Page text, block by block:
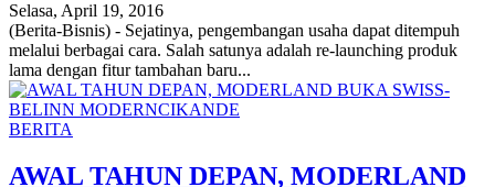
Selasa, April 19, 2016
(Berita-Bisnis) - Sejatinya, pengembangan usaha dapat ditempuh
melalui berbagai cara. Salah satunya adalah re-launching produk
lama dengan fitur tambahan baru...
BERITA
AWAL TAHUN DEPAN, MODERLAND